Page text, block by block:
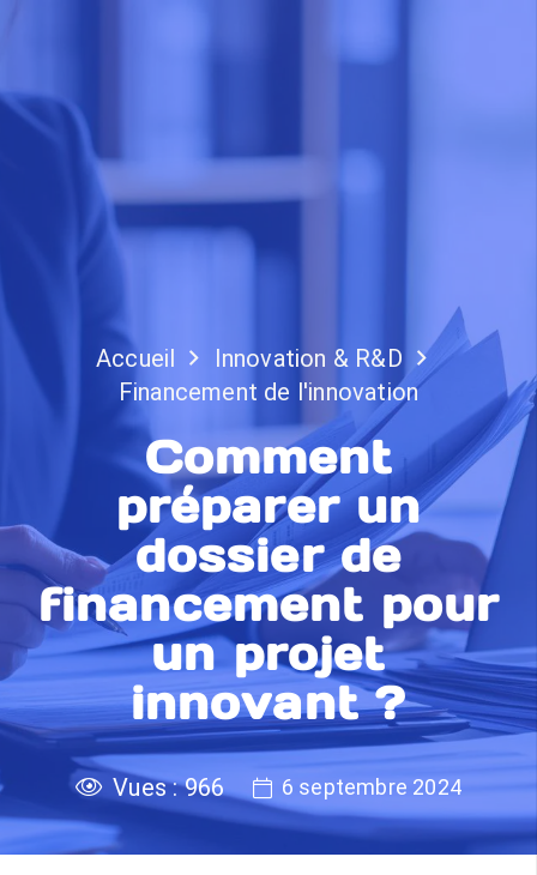
Accueil
Innovation & R&D
Financement de l'innovation
Comment
préparer un
dossier de
financement pour
un projet
innovant ?
Vues :966 6 septembre 2024